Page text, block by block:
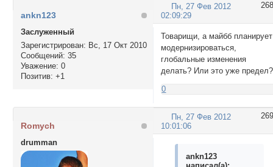
268
Пн, 27 Фев 2012
02:09:29
ankn123
Заслуженный
Зарегистрирован: Вс, 17 Окт 2010
Сообщений: 35
Уважение: 0
Позитив: +1
Товарищи, а майбб планирует
модернизироваться,
глобальные изменения
делать? Или это уже предел?
0
269
Пн, 27 Фев 2012
10:01:06
Romych
drumman
ankn123